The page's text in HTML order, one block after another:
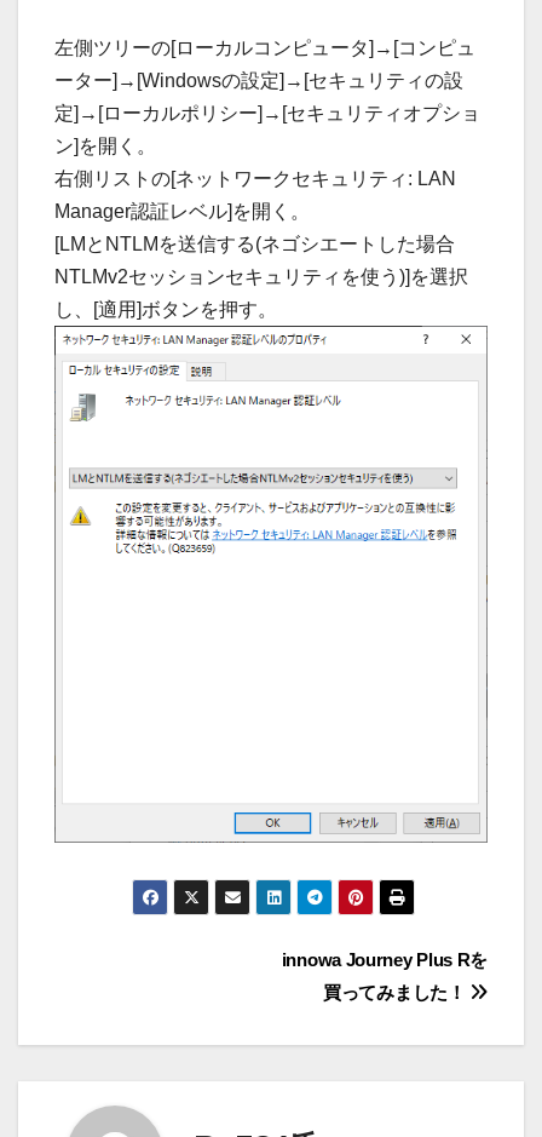
左側ツリーの[ローカルコンピュータ]→[コンピュ
ーター]→[Windowsの設定]→[セキュリティの設
定]→[ローカルポリシー]→[セキュリティオプショ
ン]を開く。
右側リストの[ネットワークセキュリティ: LAN
Manager認証レベル]を開く。
[LMとNTLMを送信する(ネゴシエートした場合
NTLMv2セッションセキュリティを使う)]を選択
し、[適用]ボタンを押す。
ビ
innowa Journey Plus Rを
買ってみました！